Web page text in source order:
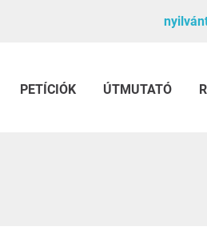
PETÍCIÓK ÚTMUTATÓ